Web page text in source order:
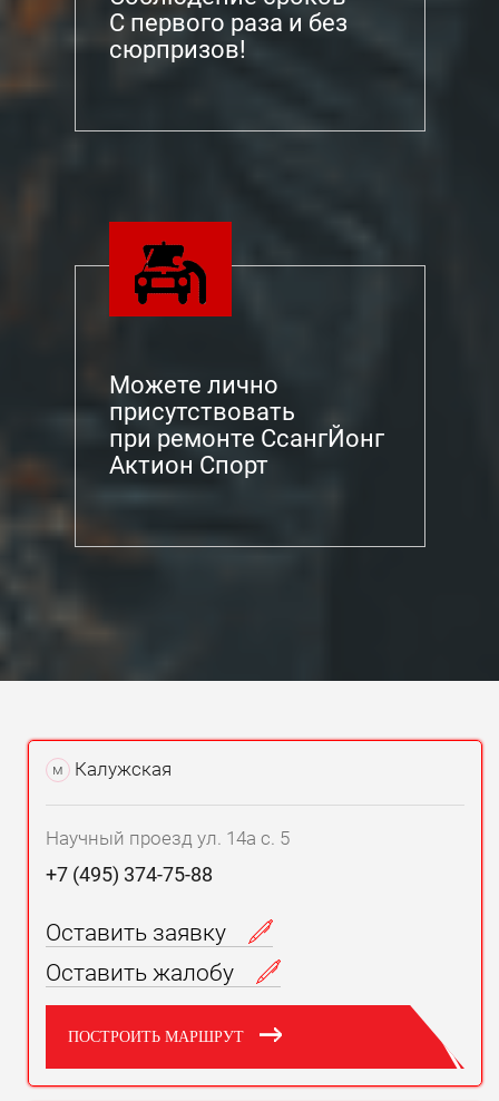
С первого раза и без
сюрпризов!
Можете лично
присутствовать
при ремонте СсангЙонг
Актион Спорт
м Калужская
Научный проезд ул. 14а с. 5
+7 (495) 374-75-88
Оставить заявку
Оставить жалобу
ПОСТРОИТЬ МАРШРУТ